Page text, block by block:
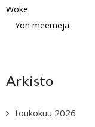
Woke
Yön meemejä
Arkisto
toukokuu 2026